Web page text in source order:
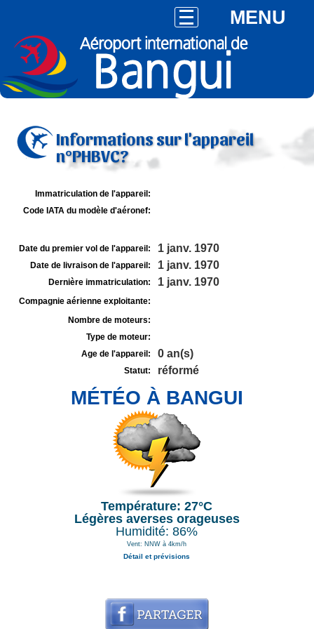
MENU
Informations sur l'appareil
n°PHBVC?
Immatriculation de l'appareil:
Code IATA du modèle d'aéronef:
Date du premier vol de l'appareil: 1 janv. 1970
Date de livraison de l'appareil: 1 janv. 1970
Dernière immatriculation: 1 janv. 1970
Compagnie aérienne exploitante:
Nombre de moteurs:
Type de moteur:
Age de l'appareil:
0 an(s)
Statut: réformé
MÉTÉO À BANGUI
Température: 27°C
Légères averses orageuses
Humidité: 86%
Vent: NNW à 4km/h
Détail et prévisions